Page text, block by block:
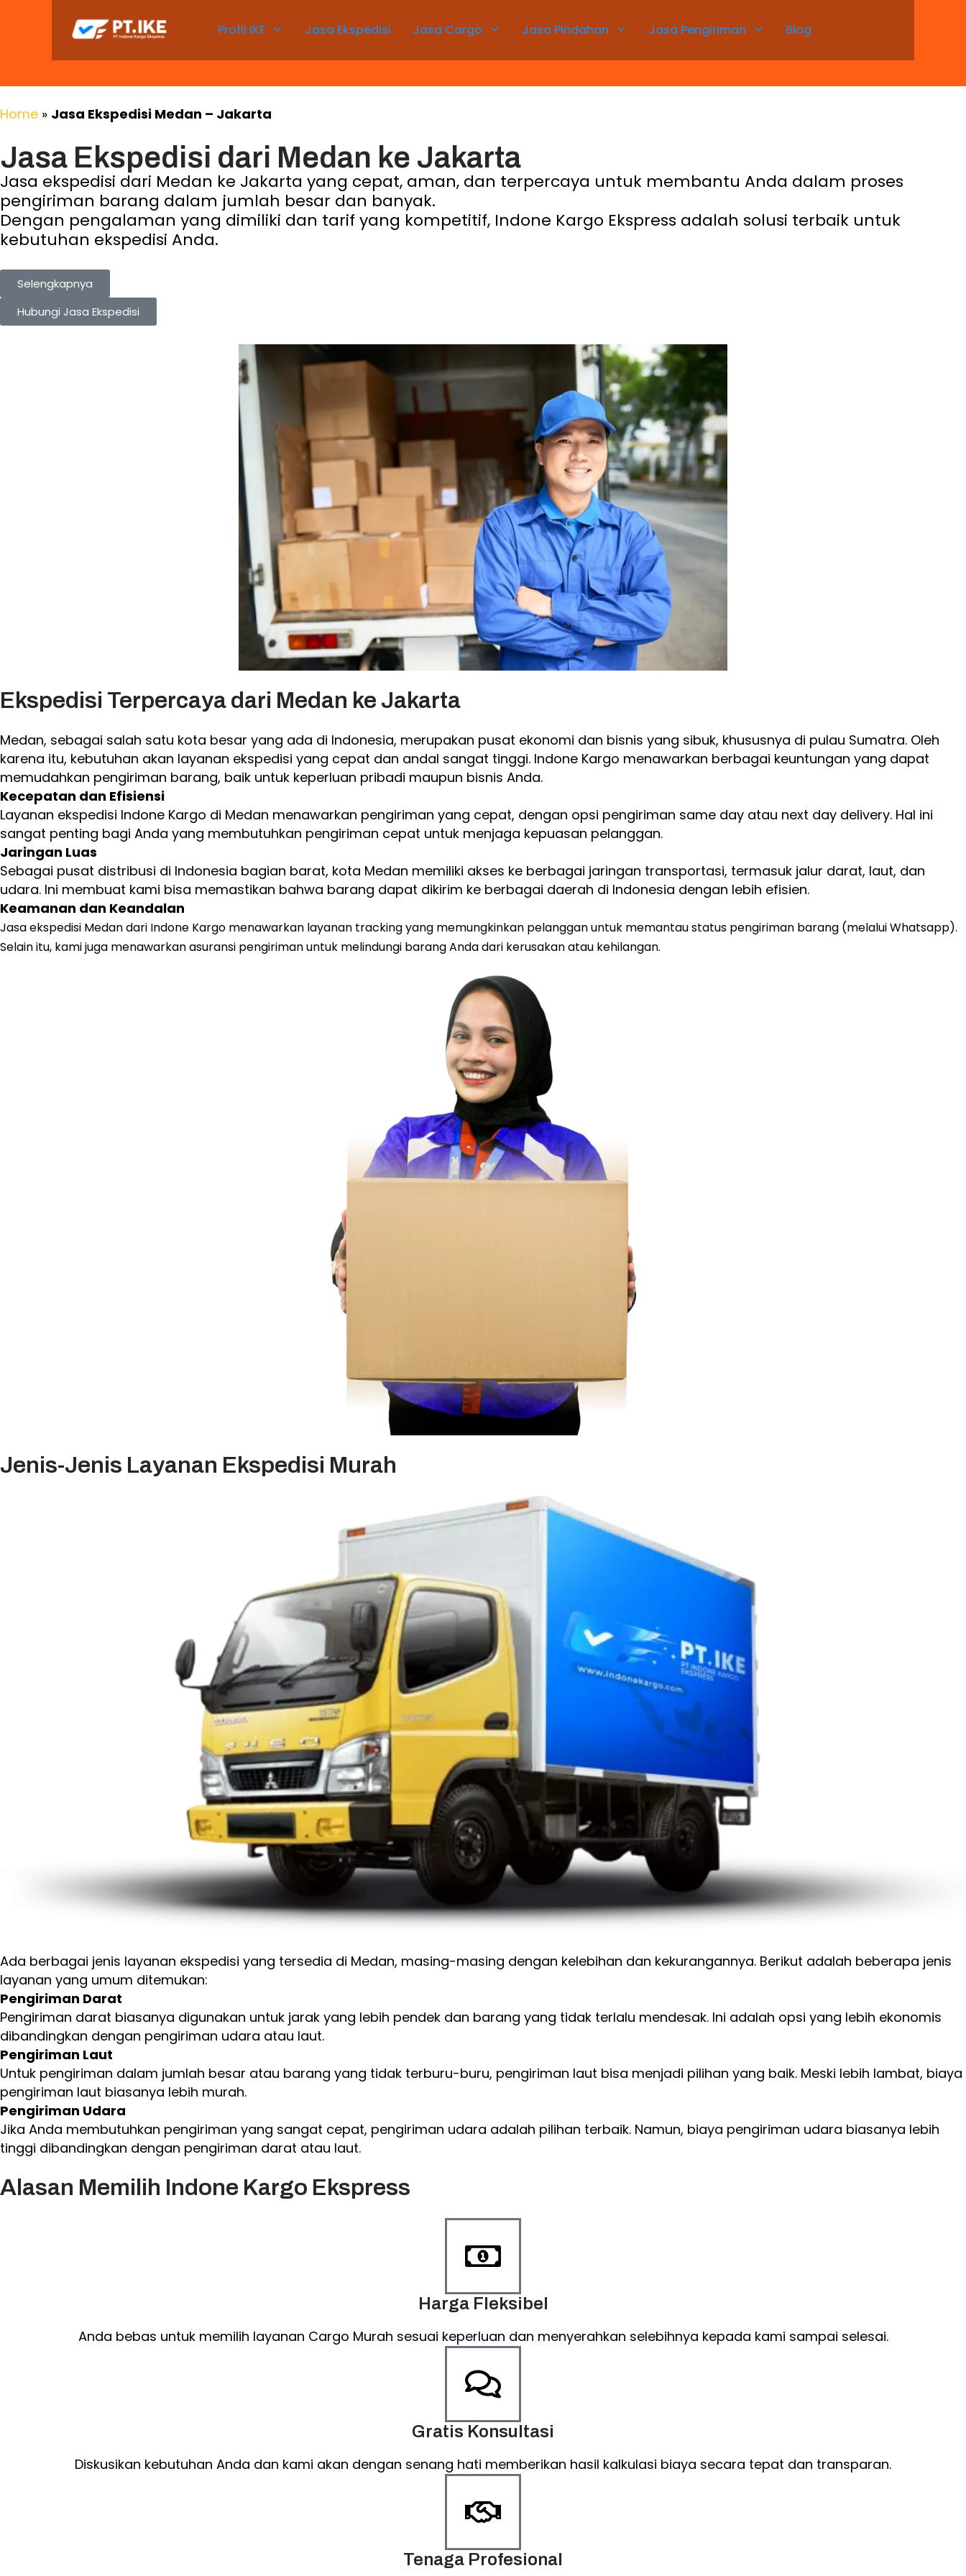
Profil IKE Jasa Ekspedisi Jasa Cargo Jasa Pindahan Jasa Pengiriman Blog
Home » Jasa Ekspedisi Medan – Jakarta
Jasa Ekspedisi dari Medan ke Jakarta
Jasa ekspedisi dari Medan ke Jakarta yang cepat, aman, dan terpercaya untuk membantu Anda dalam proses
pengiriman barang dalam jumlah besar dan banyak.
Dengan pengalaman yang dimiliki dan tarif yang kompetitif, Indone Kargo Ekspress adalah solusi terbaik untuk
kebutuhan ekspedisi Anda.
Selengkapnya
Hubungi Jasa Ekspedisi
Ekspedisi Terpercaya dari Medan ke Jakarta
Medan, sebagai salah satu kota besar yang ada di Indonesia, merupakan pusat ekonomi dan bisnis yang sibuk, khususnya di pulau Sumatra. Oleh
karena itu, kebutuhan akan layanan ekspedisi yang cepat dan andal sangat tinggi. Indone Kargo menawarkan berbagai keuntungan yang dapat
memudahkan pengiriman barang, baik untuk keperluan pribadi maupun bisnis Anda.
Kecepatan dan Efisiensi
Layanan ekspedisi Indone Kargo di Medan menawarkan pengiriman yang cepat, dengan opsi pengiriman same day atau next day delivery. Hal ini
sangat penting bagi Anda yang membutuhkan pengiriman cepat untuk menjaga kepuasan pelanggan.
Jaringan Luas
Sebagai pusat distribusi di Indonesia bagian barat, kota Medan memiliki akses ke berbagai jaringan transportasi, termasuk jalur darat, laut, dan
udara. Ini membuat kami bisa memastikan bahwa barang dapat dikirim ke berbagai daerah di Indonesia dengan lebih efisien.
Keamanan dan Keandalan
Jasa ekspedisi Medan dari Indone Kargo menawarkan layanan tracking yang memungkinkan pelanggan untuk memantau status pengiriman barang (melalui Whatsapp).
Selain itu, kami juga menawarkan asuransi pengiriman untuk melindungi barang Anda dari kerusakan atau kehilangan.
Jenis-Jenis Layanan Ekspedisi Murah
Ada berbagai jenis layanan ekspedisi yang tersedia di Medan, masing-masing dengan kelebihan dan kekurangannya. Berikut adalah beberapa jenis
layanan yang umum ditemukan:
Pengiriman Darat
Pengiriman darat biasanya digunakan untuk jarak yang lebih pendek dan barang yang tidak terlalu mendesak. Ini adalah opsi yang lebih ekonomis
dibandingkan dengan pengiriman udara atau laut.
Pengiriman Laut
Untuk pengiriman dalam jumlah besar atau barang yang tidak terburu-buru, pengiriman laut bisa menjadi pilihan yang baik. Meski lebih lambat, biaya
pengiriman laut biasanya lebih murah.
Pengiriman Udara
Jika Anda membutuhkan pengiriman yang sangat cepat, pengiriman udara adalah pilihan terbaik. Namun, biaya pengiriman udara biasanya lebih
tinggi dibandingkan dengan pengiriman darat atau laut.
Alasan Memilih Indone Kargo Ekspress
Harga Fleksibel
Anda bebas untuk memilih layanan Cargo Murah sesuai keperluan dan menyerahkan selebihnya kepada kami sampai selesai.
Gratis Konsultasi
Diskusikan kebutuhan Anda dan kami akan dengan senang hati memberikan hasil kalkulasi biaya secara tepat dan transparan.
Tenaga Profesional